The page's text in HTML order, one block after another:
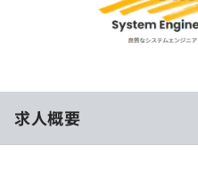
契約内容・クーポン
求人概要